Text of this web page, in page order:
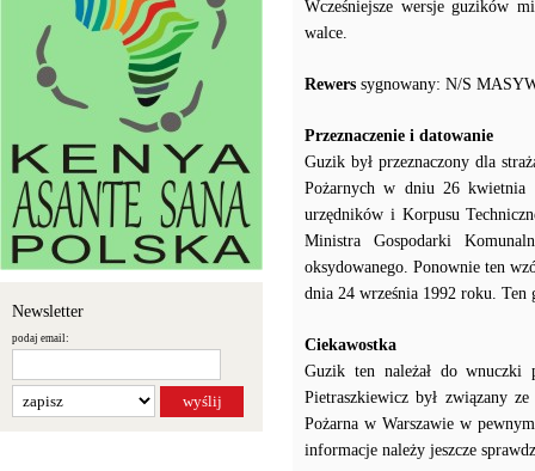
Newsletter
podaj email:
Wcześniejsze wersje guzików
walce.
Rewers sygnowany: N/S
Przeznaczenie i datowanie
Guzik był przeznaczony dla
Pożarnych w dniu 26 kwietnia
urzędników i Korpusu
Ministra Gospodarki
oksydowanego. Ponownie ten
dnia 24 września 1992 roku.
Ciekawostka
Guzik ten należał do wnuczki
Pietraszkiewicz był związany
Pożarna w Warszawie w
informacje należy jeszcze